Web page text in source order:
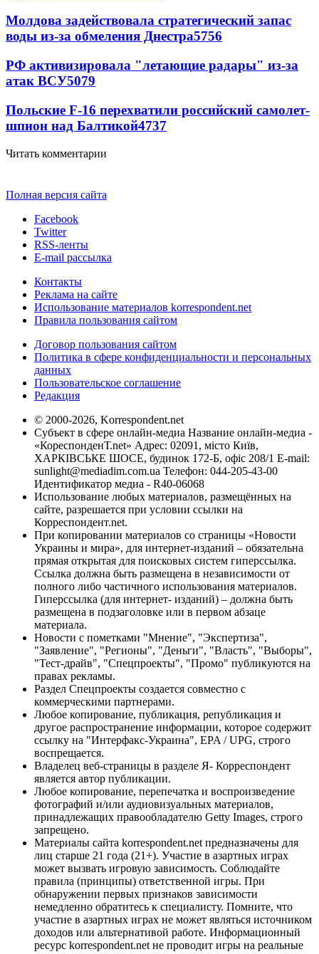
Молдова задействовала стратегический запас
воды из-за обмеления Днестра5756
РФ активизировала "летающие радары" из-за
атак ВСУ5079
Польские F-16 перехватили российский самолет-
шпион над Балтикой4737
Читать комментарии
Полная версия сайта
Facebook
Twitter
RSS-ленты
E-mail рассылка
Контакты
Реклама на сайте
Использование материалов korrespondent.net
Правила пользования сайтом
Договор пользования сайтом
Политика в сфере конфиденциальности и персональных
данных
Пользовательское соглашение
Редакция
© 2000-2026, Korrespondent.net
Субъект в сфере онлайн-медиа Название онлайн-медиа -
«КореспонденТ.net» Адрес: 02091, місто Київ,
ХАРКІВСЬКЕ ШОСЕ, будинок 172-Б, офіс 208/1 E-mail:
sunlight@mediadim.com.ua Телефон: 044-205-43-00
Идентификатор медиа - R40-06068
Использование любых материалов, размещённых на
сайте, разрешается при условии ссылки на
Корреспондент.net.
При копировании материалов со страницы «Новости
Украины и мира», для интернет-изданий – обязательна
прямая открытая для поисковых систем гиперссылка.
Ссылка должна быть размещена в независимости от
полного либо частичного использования материалов.
Гиперссылка (для интернет- изданий) – должна быть
размещена в подзаголовке или в первом абзаце
материала.
Новости с пометками "Мнение", "Экспертиза",
"Заявление", "Регионы", "Деньги", "Власть", "Выборы",
"Тест-драйв", "Спецпроекты", "Промо" публикуются на
правах рекламы.
Раздел Спецпроекты создается совместно с
коммерческими партнерами.
Любое копирование, публикация, републикация и
другое распространение информации, которое содержит
ссылку на "Интерфакс-Украина", EPA / UPG, строго
воспрещается.
Владелец веб-страницы в разделе Я- Корреспондент
является автор публикации.
Любое копирование, перепечатка и воспроизведение
фотографий и/или аудиовизуальных материалов,
принадлежащих правообладателю Getty Images, строго
запрещено.
Материалы сайта korrespondent.net предназначены для
лиц старше 21 года (21+). Участие в азартных играх
может вызвать игровую зависимость. Соблюдайте
правила (принципы) ответственной игры. При
обнаружении первых признаков зависимости
немедленно обратитесь к специалисту. Помните, что
участие в азартных играх не может являться источником
доходов или альтернативой работе. Информационный
ресурс korrespondent.net не проводит игры на реальные